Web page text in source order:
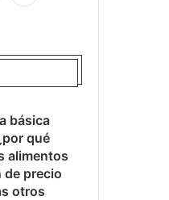
básica
qué
alimentos
de precio
otros